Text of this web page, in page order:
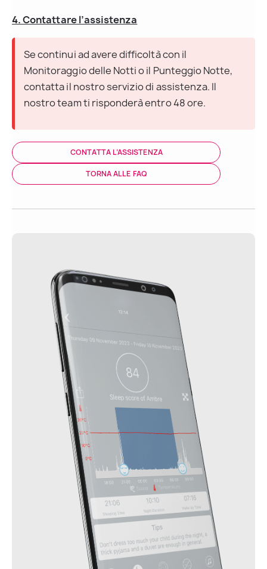
4. Contattare l’assistenza
Se continui ad avere difficoltà con il
Monitoraggio delle Notti o il Punteggio Notte,
contatta il nostro servizio di assistenza. Il
nostro team ti risponderà entro 48 ore.
CONTATTA L’ASSISTENZA
TORNA ALLE FAQ